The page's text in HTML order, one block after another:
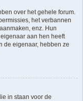
over het gehele forum.
het verbannen
enz. Hun
aan hen heeft
de eigenaar, hebben ze
in staan voor de